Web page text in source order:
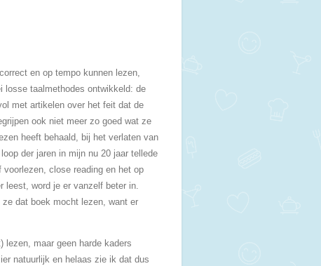
en op tempo kunnen lezen,
losse taalmethodes ontwikkeld: de
met artikelen over het feit dat de
ook niet meer zo goed wat ze
heeft behaald, bij het verlaten van
der jaren in mijn nu 20 jaar tellede
close reading en het op
leest, word je er vanzelf beter in.
dat boek mocht lezen, want er
lezen, maar geen harde kaders
natuurlijk en helaas zie ik dat dus